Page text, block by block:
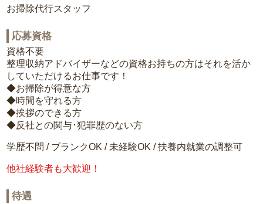
お掃除代行スタッフ
応募資格
資格不要
整理収納アドバイザーなどの資格お持ちの方はそれを活か
していただけるお仕事です！
◆お掃除が得意な方
◆時間を守れる方
◆挨拶のできる方
◆反社との関与･犯罪歴のない方
学歴不問 / ブランクOK / 未経験OK / 扶養内就業の調整可
他社経験者も大歓迎！
待遇